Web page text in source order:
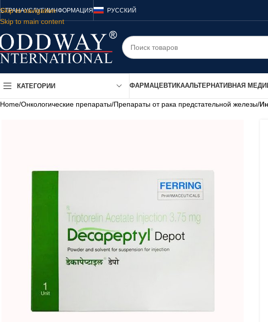
Skip to navigation
Skip to main content
СТРАНАУСЛУГИИНФОРМАЦИЯ РУССКИЙ
КАТЕГОРИИ ФАРМАЦЕВТИКААЛЬТЕРНАТИВНАЯ
Home/Онкологические препараты/Препараты от рака предстательной железы/